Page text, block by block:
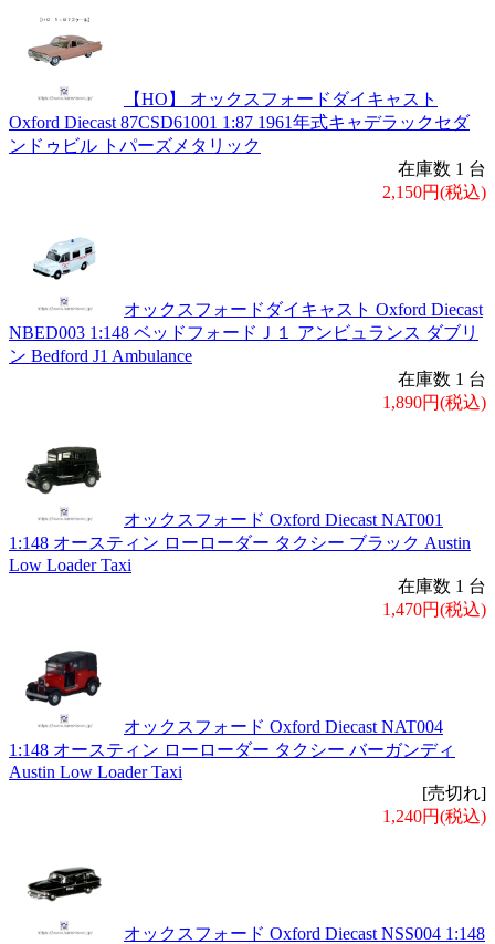
【HO】 オックスフォードダイキャスト
Oxford Diecast 87CSD61001 1:87 1961年式キャデラックセダ
ンドゥビル トパーズメタリック
在庫数 1 台
2,150円(税込)
オックスフォードダイキャスト Oxford Diecast
NBED003 1:148 ベッドフォードＪ１ アンビュランス ダブリ
ン Bedford J1 Ambulance
在庫数 1 台
1,890円(税込)
オックスフォード Oxford Diecast NAT001
1:148 オースティン ローローダー タクシー ブラック Austin
Low Loader Taxi
在庫数 1 台
1,470円(税込)
オックスフォード Oxford Diecast NAT004
1:148 オースティン ローローダー タクシー バーガンディ
Austin Low Loader Taxi
[売切れ]
1,240円(税込)
オックスフォード Oxford Diecast NSS004 1:148